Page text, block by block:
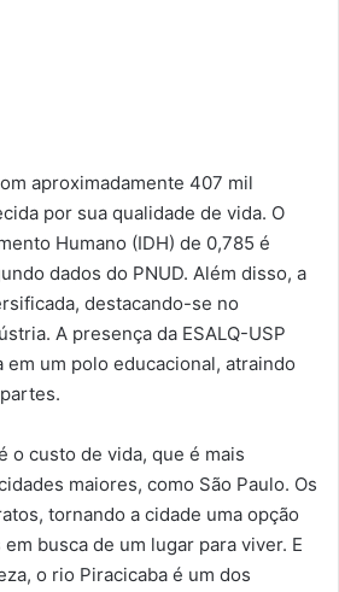
aproximadamente 407 mil
por sua qualidade de vida. O
Humano (IDH) de 0,785 é
dados do PNUD. Além disso, a
destacando-se no
A presença da ESALQ-USP
em um polo educacional, atraindo
o custo de vida, que é mais
maiores, como São Paulo. Os
tornando a cidade uma opção
busca de um lugar para viver. E
o rio Piracicaba é um dos